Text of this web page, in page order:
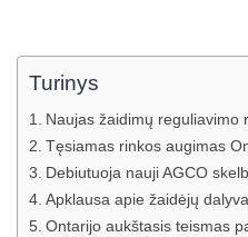
Turinys
Naujas žaidimų reguliavimo
Tęsiamas rinkos augimas
Debiutuoja nauji AGCO
Apklausa apie žaidėjų
Ontarijo aukštasis teismas